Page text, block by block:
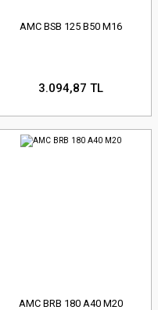
AMC BSB 125 B50 M16
3.094,87 TL
AMC BRB 180 A40 M20